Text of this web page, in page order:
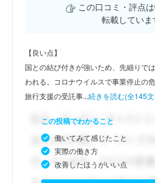
この口コミ・評点
転載していま
【良い点】
国との結び付きが強いため、先細りで
われる。コロナウイルスで事業停止の
旅行支援の受託事...続きを読む(全145
この投稿でわかること
働いてみて感じたこと
実際の働き方
改善したほうがいい点